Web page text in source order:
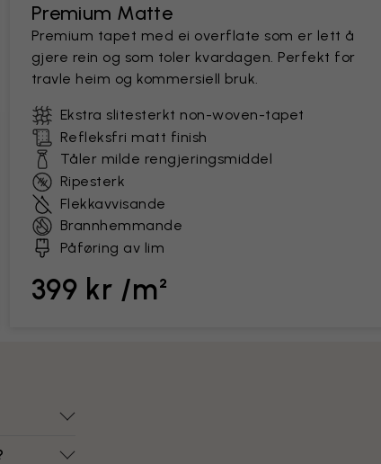
Premium Matte
Premium tapet med ei overflate som er lett å
gjere rein og som toler kvardagen. Perfekt for
travle heim og kommersiell bruk.
Ekstra slitesterkt non-woven-tapet
Refleksfri matt finish
Tåler milde rengjeringsmiddel
Ripesterk
Flekkavvisande
Brannhemmande
Påføring av lim
399 kr /m²